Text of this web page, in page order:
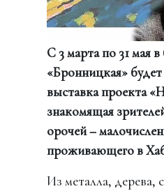
С 3 марта по 31 мая
«Бронницкая»
выставка проекта
знакомящая
орочей –
проживающего в
Из металла, дерева,